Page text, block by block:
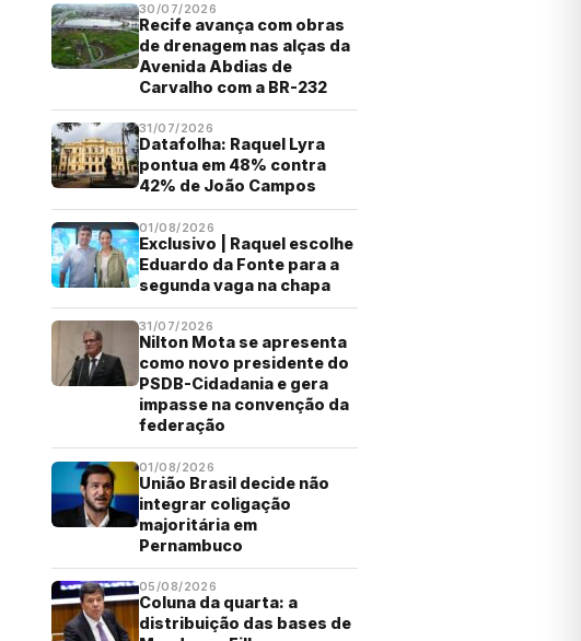
30/07/2026
Recife avança com obras
de drenagem nas alças da
Avenida Abdias de
Carvalho com a BR-232
31/07/2026
Datafolha: Raquel Lyra
pontua em 48% contra
42% de João Campos
01/08/2026
Exclusivo | Raquel escolhe
Eduardo da Fonte para a
segunda vaga na chapa
31/07/2026
Nilton Mota se apresenta
como novo presidente do
PSDB-Cidadania e gera
impasse na convenção da
federação
01/08/2026
União Brasil decide não
integrar coligação
majoritária em
Pernambuco
05/08/2026
Coluna da quarta: a
distribuição das bases de